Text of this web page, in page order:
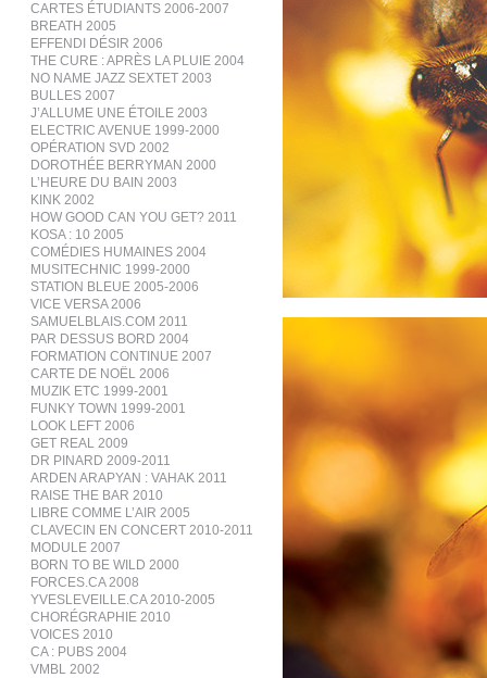
CARTES ÉTUDIANTS 2006-2007
BREATH 2005
EFFENDI DÉSIR 2006
THE CURE : APRÈS LA PLUIE 2004
NO NAME JAZZ SEXTET 2003
BULLES 2007
J’ALLUME UNE ÉTOILE 2003
ELECTRIC AVENUE 1999-2000
OPÉRATION SVD 2002
DOROTHÉE BERRYMAN 2000
L’HEURE DU BAIN 2003
KINK 2002
HOW GOOD CAN YOU GET? 2011
KOSA : 10 2005
COMÉDIES HUMAINES 2004
MUSITECHNIC 1999-2000
STATION BLEUE 2005-2006
VICE VERSA 2006
SAMUELBLAIS.COM 2011
PAR DESSUS BORD 2004
FORMATION CONTINUE 2007
CARTE DE NOËL 2006
MUZIK ETC 1999-2001
FUNKY TOWN 1999-2001
LOOK LEFT 2006
GET REAL 2009
DR PINARD 2009-2011
ARDEN ARAPYAN : VAHAK 2011
RAISE THE BAR 2010
LIBRE COMME L’AIR 2005
CLAVECIN EN CONCERT 2010-2011
MODULE 2007
BORN TO BE WILD 2000
FORCES.CA 2008
YVESLEVEILLE.CA 2010-2005
CHORÉGRAPHIE 2010
VOICES 2010
CA : PUBS 2004
VMBL 2002